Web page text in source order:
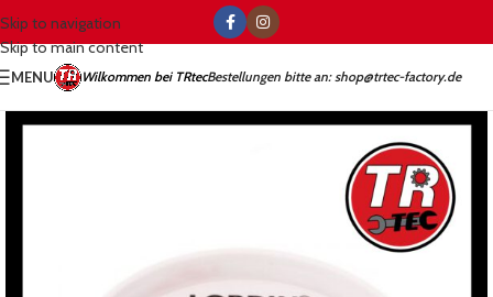
Skip to navigation
Skip to main content
MENU Wilkommen bei TRtecBestellungen bitte an: shop@trtec-factory.de